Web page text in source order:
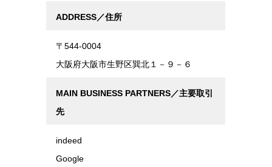
ADDRESS／住所
〒544-0004
大阪府大阪市生野区巽北１－９－６
MAIN BUSINESS PARTNERS／主要取引
先
indeed
Google